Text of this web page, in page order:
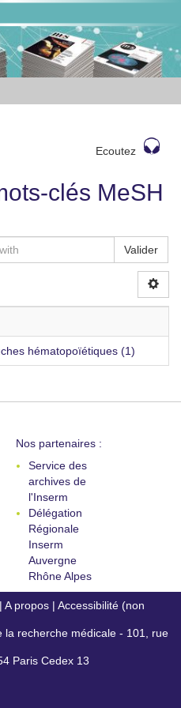
Ecoutez
clés MeSH
Valider
hématopoïétiques (1)
Nos partenaires :
Service des
archives de
l'Inserm
Délégation
Régionale
Inserm
Auvergne
Rhône Alpes
| A propos | Accessibilité (non
la recherche médicale - 101, rue
Paris Cedex 13